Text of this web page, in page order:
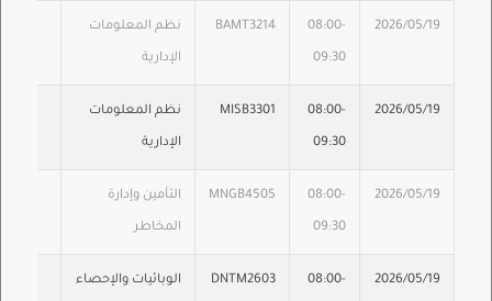
2026/05/19
08:00-
09:30
BAMT3214 نظم المعلومات
الإدارية
2026/05/19
08:00-
09:30
MISB3301 نظم المعلومات
الإدارية
2026/05/19
08:00-
09:30
MNGB4505 التأمين وإدارة
المخاطر
2026/05/19
08:00-
DNTM2603 الوبائيات والإحصاء